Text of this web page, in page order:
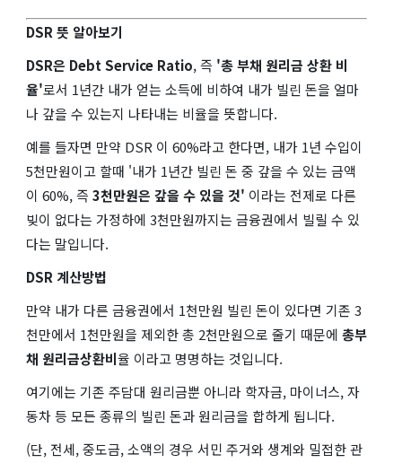
DSR 뜻 알아보기
DSR은 Debt Service Ratio, 즉 '총 부채 원리금 상환 비
율'로서 1년간 내가 얻는 소득에 비하여 내가 빌린 돈을 얼마
나 갚을 수 있는지 나타내는 비율을 뜻합니다.
예를 들자면 만약 DSR 이 60%라고 한다면, 내가 1년 수입이
5천만원이고 할때 '내가 1년간 빌린 돈 중 갚을 수 있는 금액
이 60%, 즉 3천만원은 갚을 수 있을 것' 이라는 전제로 다른
빚이 없다는 가정하에 3천만원까지는 금융권에서 빌릴 수 있
다는 말입니다.
DSR 계산방법
만약 내가 다른 금융권에서 1천만원 빌린 돈이 있다면 기존 3
천만에서 1천만원을 제외한 총 2천만원으로 줄기 때문에 총부
채 원리금상환비율 이라고 명명하는 것입니다.
여기에는 기존 주담대 원리금뿐 아니라 학자금, 마이너스, 자
동차 등 모든 종류의 빌린 돈과 원리금을 합하게 됩니다.
(단, 전세, 중도금, 소액의 경우 서민 주거와 생계와 밀접한 관